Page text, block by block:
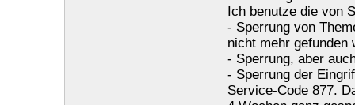
Ich benutze die von
- Sperrung von
nicht mehr gefunden
- Sperrung, aber
- Sperrung der
Service-Code 877.